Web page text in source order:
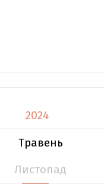
2024
Травень
Листопад